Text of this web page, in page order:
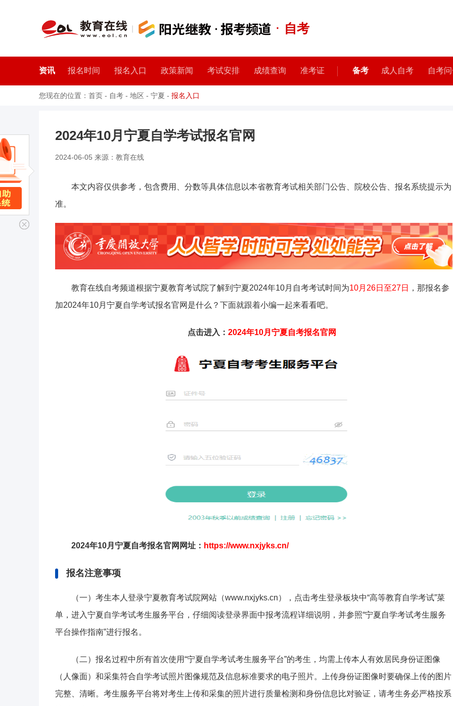
· 自考
资讯 报名时间 报名入口 政策新闻 考试安排 成绩查询 准考证 备考 成人自考 自考
您现在的位置： 首页 - 自考 - 地区 - 宁夏 - 报名入口
2024年10月宁夏自学考试报名官网
2024-06-05 来源：教育在线
本文内容仅供参考，包含费用、分数等具体信息以本省教育考试相关部门公告、院校公告、报名系统提示为
准。
教育在线自考频道根据宁夏教育考试院了解到宁夏2024年10月自考考试时间为10月26日至27日
，那报名参
加2024年10月宁夏自学考试报名官网是什么？下面就跟着小编一起来看看吧。
点击进入： 2024年10月宁夏自考报名官网
2024年10月宁夏自考报名官网网址： https://www.nxjyks.cn/
报名注意事项
（一）考生本人登录宁夏教育考试院网站（www.nxjyks.cn），点击考生登录板块中“高等教育自学考试”菜
单，进入宁夏自学考试考生服务平台，仔细阅读登录界面中报考流程详细说明，并参照“宁夏自学考试考生服务
平台操作指南”进行报名。
（二）报名过程中所有首次使用“宁夏自学考试考生服务平台”的考生，均需上传本人有效居民身份证图像
（人像面）和采集符合自学考试照片图像规范及信息标准要求的电子照片。上传身份证图像时要确保上传的图片
完整、清晰。考生服务平台将对考生上传和采集的照片进行质量检测和身份信息比对验证，请考生务必严格按系